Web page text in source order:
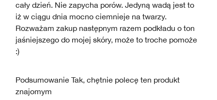
cały dzień. Nie zapycha porów. Jedyną wadą jest to
iż w ciągu dnia mocno ciemnieje na twarzy.
Rozważam zakup następnym razem podkładu o ton
jaśniejszego do mojej skóry, może to troche pomoże
:)
Podsumowanie Tak, chętnie polecę ten produkt
znajomym